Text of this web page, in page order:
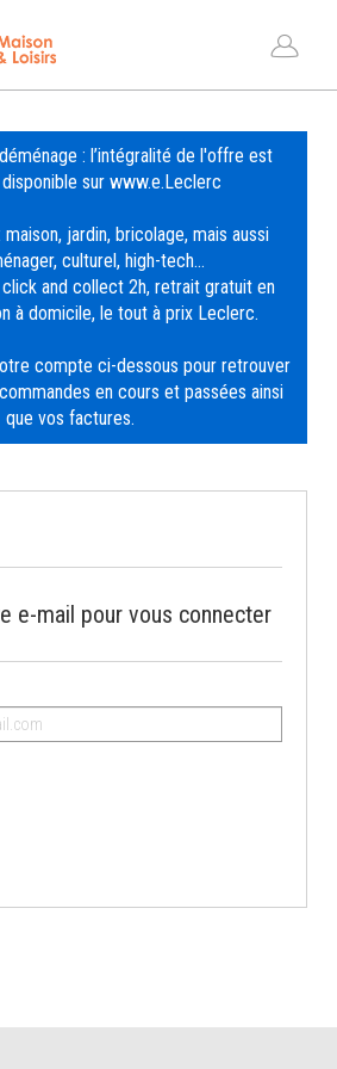
: l’intégralité de l'offre est
sur www.e.Leclerc
jardin, bricolage, mais aussi
culturel, high-tech…
and collect 2h, retrait gratuit en
à domicile, le tout à prix Leclerc.
compte ci-dessous pour retrouver
en cours et passées ainsi
que vos factures.
e-mail pour vous connecter